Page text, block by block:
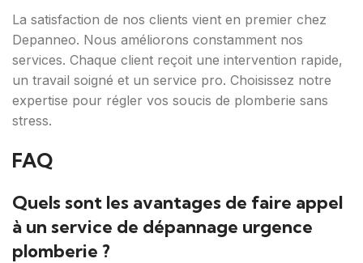
La satisfaction de nos clients vient en premier chez
Depanneo. Nous améliorons constamment nos
services. Chaque client reçoit une intervention rapide,
un travail soigné et un service pro. Choisissez notre
expertise pour régler vos soucis de plomberie sans
stress.
FAQ
Quels sont les avantages de faire appel
à un service de dépannage urgence
plomberie ?